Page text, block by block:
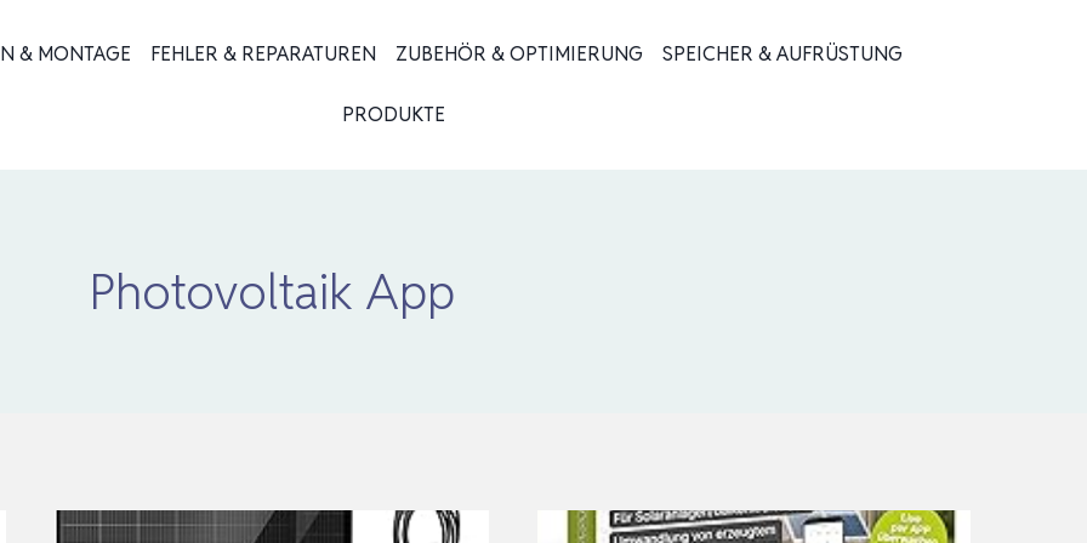
& MONTAGE FEHLER & REPARATUREN ZUBEHÖR & OPTIMIERUNG SPEICHER & AUFRÜSTUNG
PRODUKTE
Photovoltaik App